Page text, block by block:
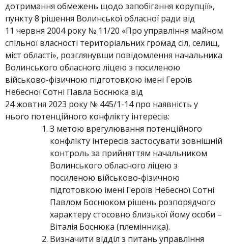
дотримання обмежень щодо запобігання корупції»,
пункту 8 рішення Волинської обласної ради від
11 червня 2004 року № 11/20 «Про управління майном
спільної власності територіальних громад сіл, селищ,
міст області», розглянувши повідомлення начальника
Волинського обласного ліцею з посиленою
військово-фізичною підготовкою імені Героїв
Небесної Сотні Павла Боснюка від
24 жовтня 2023 року № 445/1-14 про наявність у
нього потенційного конфлікту інтересів:
З метою врегулювання потенційного
конфлікту інтересів застосувати зовнішній
контроль за прийняттям начальником
Волинського обласного ліцею з
посиленою військово-фізичною
підготовкою імені Героїв Небесної Сотні
Павлом Боснюком рішень розпорядчого
характеру стосовно близької йому особи –
Віталія Боснюка (племінника).
Визначити відділ з питань управління